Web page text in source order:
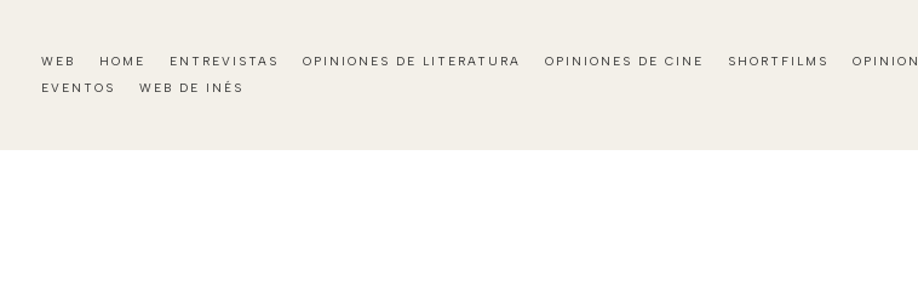
WEB HOME ENTREVISTAS OPINIONES DE LITERATURA OPINIONES DE CINE SHORTFILMS
EVENTOS
WEB DE INÉS